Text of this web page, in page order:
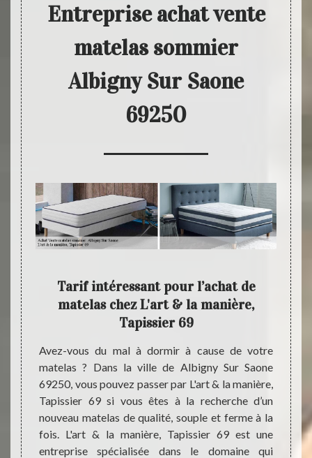
Entreprise achat vente
matelas sommier
Albigny Sur Saone
69250
?
aux
L'art
que
vous
69
Tarif intéressant pour l’achat de
matelas chez L'art & la manière,
Tapissier 69
Avez-vous du mal à dormir à cause de votre
matelas ? Dans la ville de Albigny Sur Saone
69250, vous pouvez passer par L'art & la manière,
Tapissier 69 si vous êtes à la recherche d’un
nouveau matelas de qualité, souple et ferme à la
fois. L'art & la manière, Tapissier 69 est une
entreprise spécialisée dans le domaine qui
Si
Sur